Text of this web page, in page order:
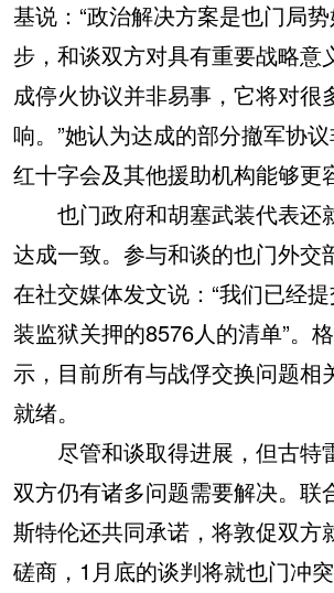
基说：“政治解决方案是也门局
步，和谈双方对具有重要战略意
成停火协议并非易事，它将对很
响。”她认为达成的部分撤军协
红十字会及其他援助机构能够更
也门政府和胡塞武装代表还
达成一致。参与和谈的也门外交
在社交媒体发文说：“我们已经
装监狱关押的8576人的清单”。
示，目前所有与战俘交换问题相
就绪。
尽管和谈取得进展，但古特
双方仍有诸多问题需要解决。联
斯特伦还共同承诺，将敦促双方
磋商，1月底的谈判将就也门